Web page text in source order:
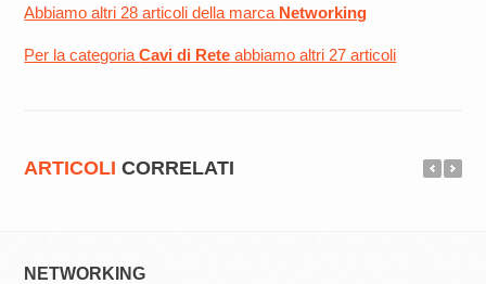
Abbiamo altri 28 articoli della marca Networking
Per la categoriaCavi di Rete abbiamo altri 27 articoli
ARTICOLI CORRELATI
NETWORKING